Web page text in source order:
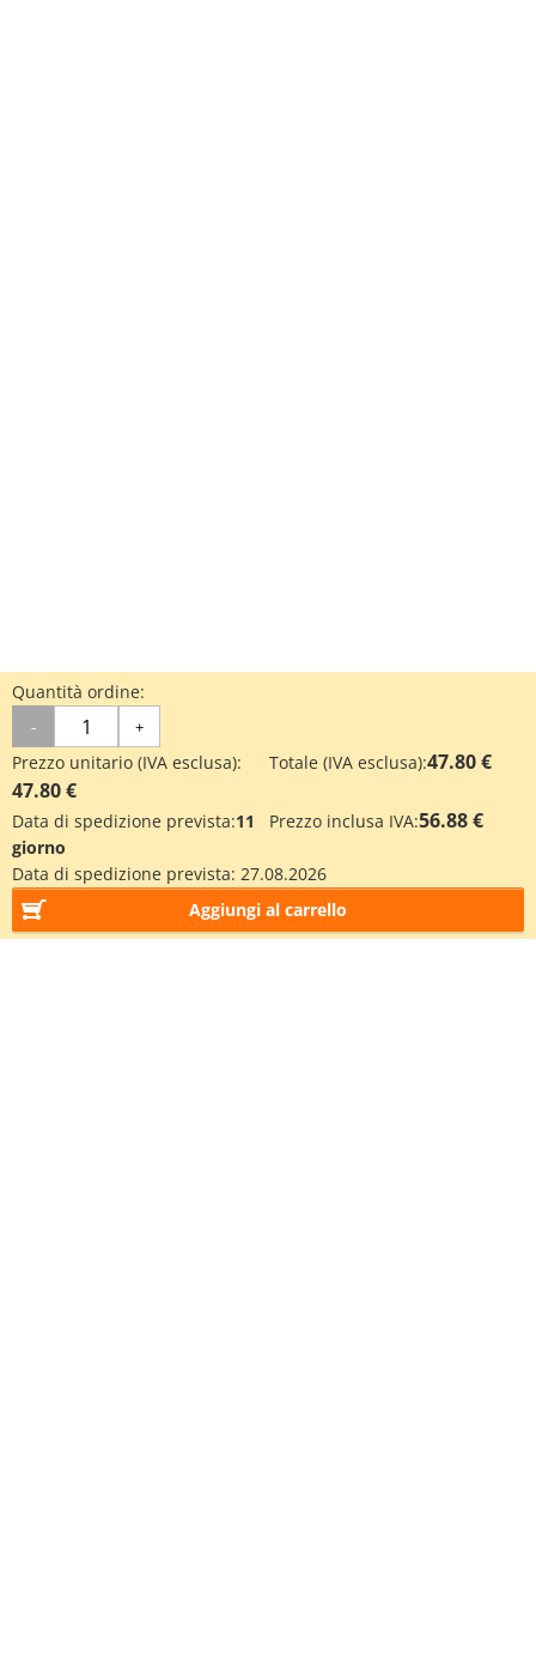
Quantità ordine:
- +
Prezzo unitario (IVA esclusa):
47.80 €
Totale (IVA esclusa):47.80 €
Data di spedizione prevista:11
giorno
Prezzo inclusa IVA:56.88 €
Data di spedizione prevista: 27.08.2026
Aggiungi al carrello